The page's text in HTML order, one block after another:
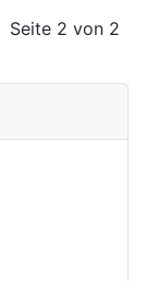
Seite 2 von 2